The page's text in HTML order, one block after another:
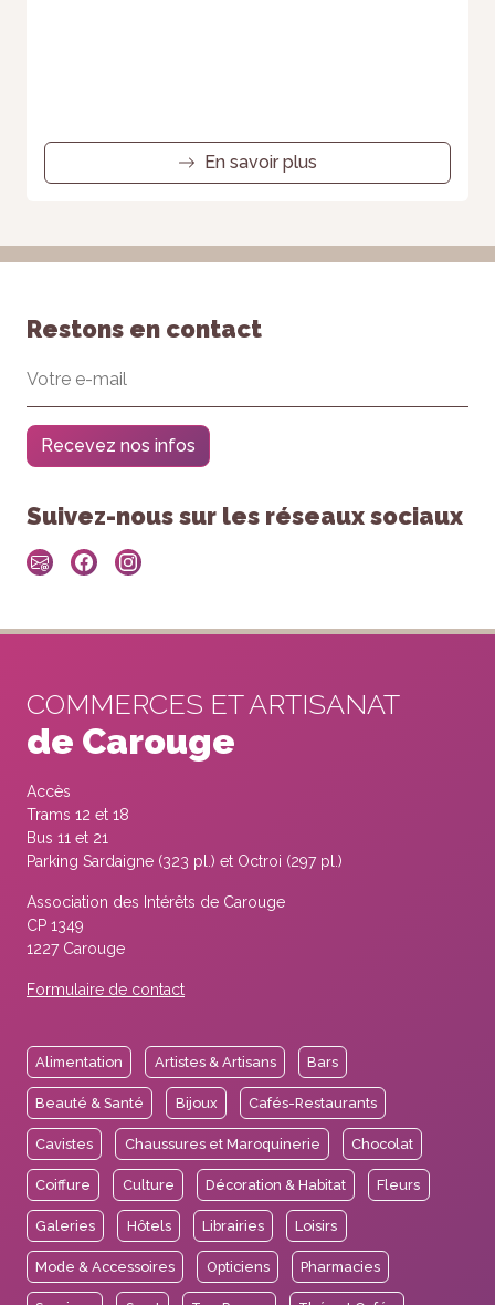
En savoir plus
Restons en contact
Recevez nos infos
Suivez-nous sur les réseaux sociaux
COMMERCES ET ARTISANAT
de Carouge
Accès
Trams 12 et 18
Bus 11 et 21
Parking Sardaigne (323 pl.) et Octroi (297 pl.)
Association des Intérêts de Carouge
CP 1349
1227 Carouge
Formulaire de contact
Alimentation Artistes & Artisans Bars
Beauté & Santé Bijoux Cafés-Restaurants
Cavistes Chaussures et Maroquinerie Chocolat
Coiffure Culture Décoration & Habitat Fleurs
Galeries Hôtels Librairies Loisirs
Mode & Accessoires Opticiens Pharmacies